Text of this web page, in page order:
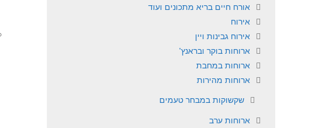
אורח חיים בריא מתכונים ועוד
אירוח
אירוח גבינות ויין
ארוחות בוקר ובראנץ'
ארוחות במחבת
ארוחות מהירות
שקשוקות במבחר טעמים
ארוחות ערב